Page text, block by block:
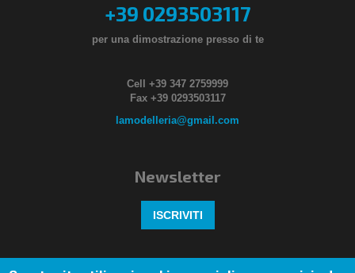
+39 0293503117
per una dimostrazione presso di te
Cell +39 347 2759999
Fax +39 0293503117
lamodelleria@gmail.com
Newsletter
ISCRIVITI
Seguici anche su